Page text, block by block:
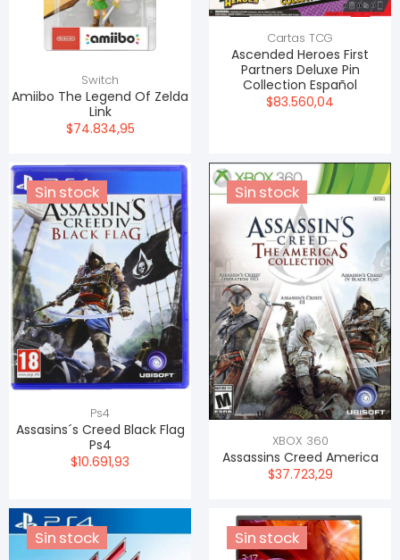
Switch
Amiibo The Legend Of Zelda
Link
$74.834,95
Cartas TCG
Ascended Heroes First
Partners Deluxe Pin
Collection Español
$83.560,04
Sin stock
Ps4
Assasins´s Creed Black Flag
Ps4
$10.691,93
Sin stock
XBOX 360
Assassins Creed America
$37.723,29
Sin stock Sin stock